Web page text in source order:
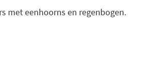
met eenhoorns en regenbogen.